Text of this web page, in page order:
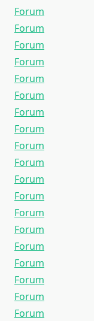
Forum
Forum
Forum
Forum
Forum
Forum
Forum
Forum
Forum
Forum
Forum
Forum
Forum
Forum
Forum
Forum
Forum
Forum
Forum